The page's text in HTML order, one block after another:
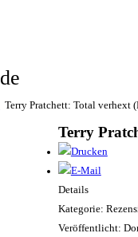
Terry Pratchett: Total verhext
Terry
Details
Kategorie:
Veröffentlicht: